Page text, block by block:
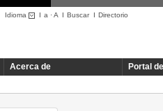
Idioma I a ·A I BuscarI Directorio
Acerca de Portal